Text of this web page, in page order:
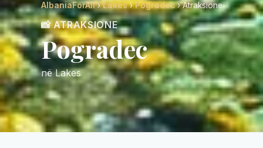
AlbaniaForAll›Lakes›Pogradec› Atraksione
📸 ATRAKSIONE
Pogradec
në Lakes